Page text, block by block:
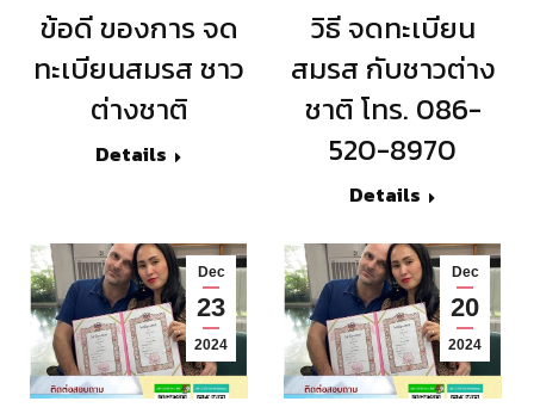
ข้อดี ของการ จด
ทะเบียนสมรส ชาว
ต่างชาติ
Details
วิธี จดทะเบียน
สมรส กับชาวต่าง
ชาติ โทร. 086-
520-8970
Details
Dec
23
2024
Dec
20
2024